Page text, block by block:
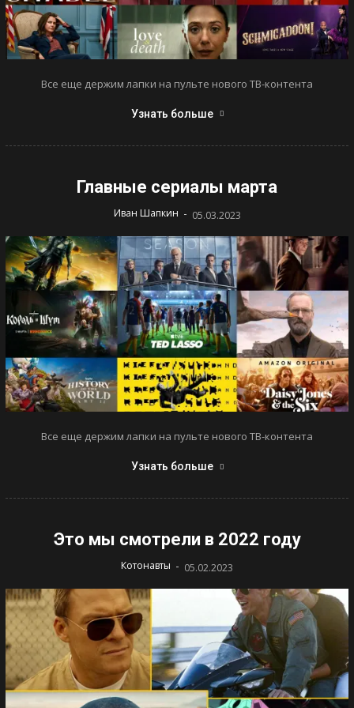
Все еще держим лапки на пульте нового ТВ-контента
Узнать больше
Главные сериалы марта
Иван Шапкин - 05.03.2023
Все еще держим лапки на пульте нового ТВ-контента
Узнать больше
Это мы смотрели в 2022 году
Котонавты - 05.02.2023